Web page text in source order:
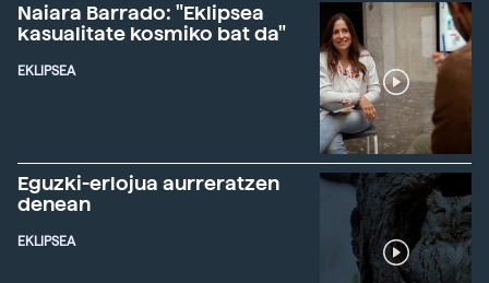
Naiara Barrado: "Eklipsea
kasualitate kosmiko bat da"
EKLIPSEA
Eguzki-erlojua aurreratzen
denean
EKLIPSEA